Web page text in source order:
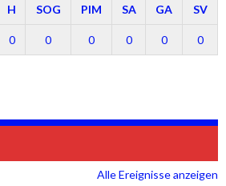
H SOG PIM SA GA SV
0 0 0 0 0 0
Alle Ereignisse anzeigen